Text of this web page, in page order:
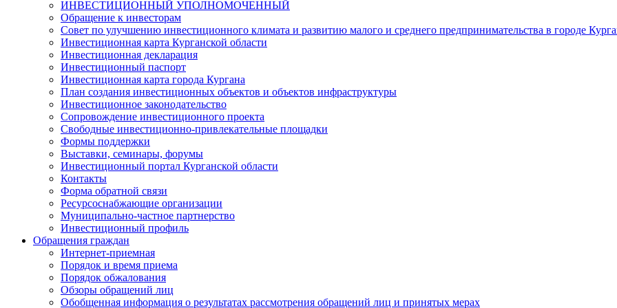
ИНВЕСТИЦИОННЫЙ УПОЛНОМОЧЕННЫЙ
Обращение к инвесторам
Совет по улучшению инвестиционного климата и развитию малого и среднего предпринимательства в городе
Инвестиционная карта Курганской области
Инвестиционная декларация
Инвестиционный паспорт
Инвестиционная карта города Кургана
План создания инвестиционных объектов и объектов инфраструктуры
Инвестиционное законодательство
Сопровождение инвестиционного проекта
Свободные инвестиционно-привлекательные площадки
Формы поддержки
Выставки, семинары, форумы
Инвестиционный портал Курганской области
Контакты
Форма обратной связи
Ресурсоснабжающие организации
Муниципально-частное партнерство
Инвестиционный профиль
Обращения граждан
Интернет-приемная
Порядок и время приема
Порядок обжалования
Обзоры обращений лиц
Обобщенная информация о результатах рассмотрения обращений лиц и принятых мерах